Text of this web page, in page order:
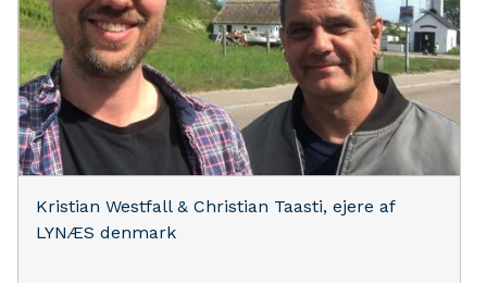
Kristian Westfall & Christian Taasti, ejere af
LYNÆS denmark